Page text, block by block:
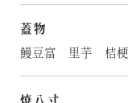
蓋物
鰻豆富 里芋 桔
焼八寸